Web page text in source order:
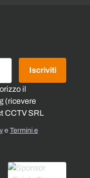
il
(ricevere
CCTV SRL
Iscriviti
e Termini e